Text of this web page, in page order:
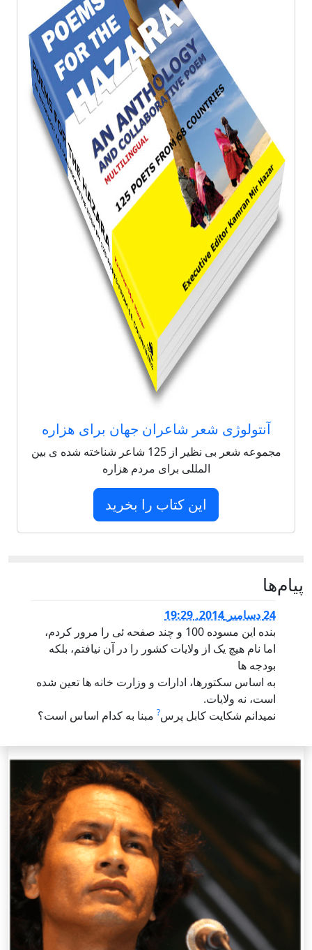
آنتولوژی شعر شاعران جهان برای هزاره
مجموعه شعر بی نظیر از 125 شاعر شناخته شده ی بین
المللی برای مردم هزاره
این کتاب را بخرید
پيام‌ها
24 دسامبر 2014, 19:29
بنده این مسوده 100 و چند صفحه ئی را مرور کردم،
اما نام هیچ یک از ولایات کشور را در آن نیافتم، بلکه
بودجه ها
به اساس سکتورها، ادارات و وزارت خانه ها تعین شده
است، نه ولایات.
نمیدانم شکایت کابل پرس? مبنا به کدام اساس است؟